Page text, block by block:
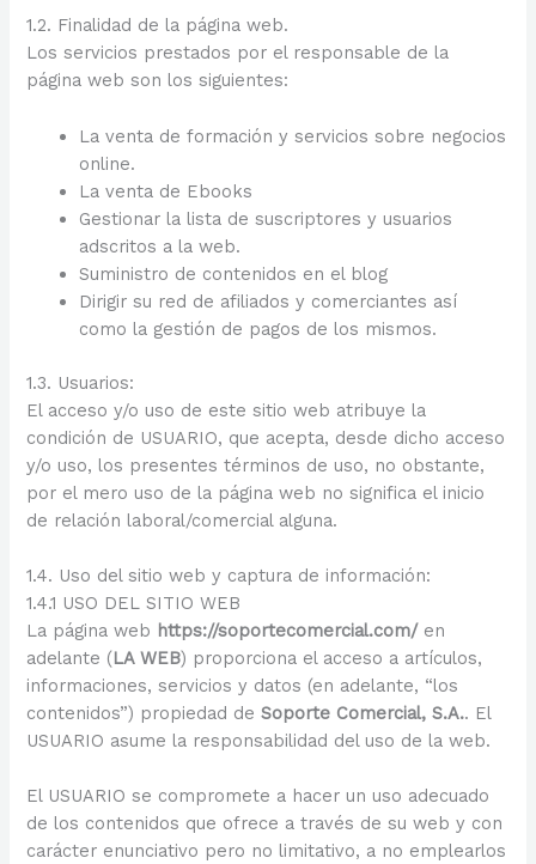
1.2. Finalidad de la página web.
Los servicios prestados por el responsable de la
página web son los siguientes:
La venta de formación y servicios sobre negocios
online.
La venta de Ebooks
Gestionar la lista de suscriptores y usuarios
adscritos a la web.
Suministro de contenidos en el blog
Dirigir su red de afiliados y comerciantes así
como la gestión de pagos de los mismos.
1.3. Usuarios:
El acceso y/o uso de este sitio web atribuye la
condición de USUARIO, que acepta, desde dicho acceso
y/o uso, los presentes términos de uso, no obstante,
por el mero uso de la página web no significa el inicio
de relación laboral/comercial alguna.
1.4. Uso del sitio web y captura de información:
1.4.1 USO DEL SITIO WEB
La página web https://soportecomercial.com/en
adelante (LA WEB) proporciona el acceso a artículos,
informaciones, servicios y datos (en adelante, “los
contenidos”) propiedad deSoporte Comercial, S.A.. El
USUARIO asume la responsabilidad del uso de la web.
El USUARIO se compromete a hacer un uso adecuado
de los contenidos que ofrece a través de su web y con
carácter enunciativo pero no limitativo, a no emplearlos